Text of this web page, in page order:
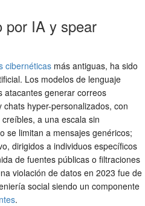
por IA y spear
cibernéticas más antiguas, ha sido
Los modelos de lenguaje
atacantes generar correos
hyper-personalizados, con
a una escala sin
se limitan a mensajes genéricos;
dirigidos a individuos específicos
de fuentes públicas o filtraciones
violación de datos en 2023 fue de
social siendo un componente
.